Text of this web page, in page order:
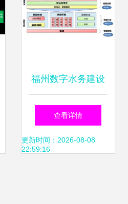
福州数字水务建设
与应用中的数据处
理实践——以段东
查看详情
更新时间：2026-08-08
22:59:16